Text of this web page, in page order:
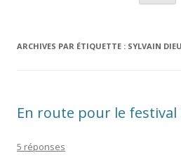
ARCHIVES PAR ÉTIQUETTE : SYLVAIN
En route pour le festival
5 réponses